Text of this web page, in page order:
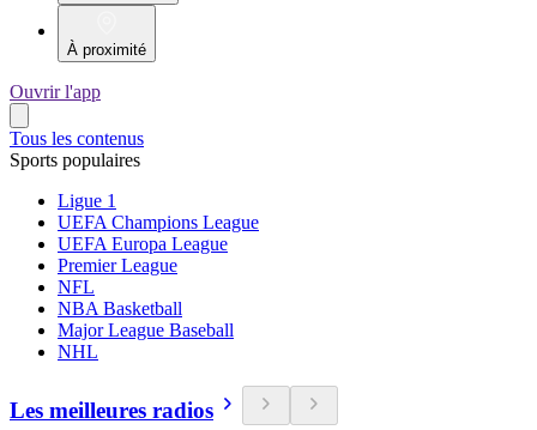
À proximité
Ouvrir l'app
Tous les contenus
Sports populaires
Ligue 1
UEFA Champions League
UEFA Europa League
Premier League
NFL
NBA Basketball
Major League Baseball
NHL
Les meilleures radios